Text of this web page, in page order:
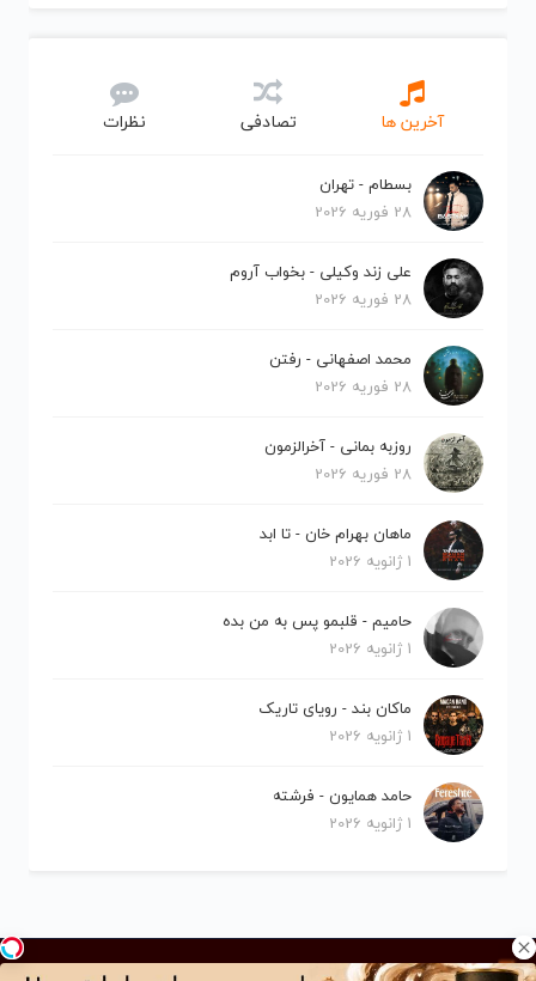
آخرین ها تصادفی نظرات
بسطام - تهران
28 فوریه 2026
علی زند وکیلی - بخواب آروم
28 فوریه 2026
محمد اصفهانی - رفتن
28 فوریه 2026
روزبه بمانی - آخرالزمون
28 فوریه 2026
ماهان بهرام خان - تا ابد
1 ژانویه 2026
حامیم - قلبمو پس به من بده
1 ژانویه 2026
ماکان بند - رویای تاریک
1 ژانویه 2026
حامد همایون - فرشته
1 ژانویه 2026
کلیه حقوق برای نیلو موزیک محفوظ است.